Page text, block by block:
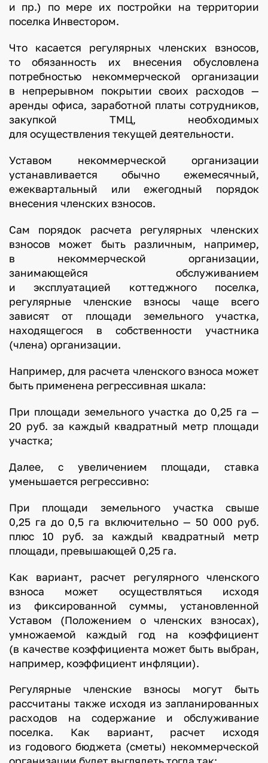
и пр.) по мере их постройки на территории
поселка Инвестором.
Что касается регулярных членских взносов,
то обязанность их внесения обусловлена
потребностью некоммерческой организации
в непрерывном покрытии своих расходов —
аренды офиса, заработной платы сотрудников,
закупкой ТМЦ, необходимых
для осуществления текущей деятельности.
Уставом некоммерческой организации
устанавливается обычно ежемесячный,
ежеквартальный или ежегодный порядок
внесения членских взносов.
Сам порядок расчета регулярных членских
взносов может быть различным, например,
в некоммерческой организации,
занимающейся обслуживанием
и эксплуатацией коттеджного поселка,
регулярные членские взносы чаще всего
зависят от площади земельного участка,
находящегося в собственности участника
(члена) организации.
Например, для расчета членского взноса может
быть применена регрессивная шкала:
При площади земельного участка до 0,25 га —
20 руб. за каждый квадратный метр площади
участка;
Далее, с увеличением площади, ставка
уменьшается регрессивно:
При площади земельного участка свыше
0,25 га до 0,5 га включительно — 50 000 руб.
плюс 10 руб. за каждый квадратный метр
площади, превышающей 0,25 га.
Как вариант, расчет регулярного членского
взноса может осуществляться исходя
из фиксированной суммы, установленной
Уставом (Положением о членских взносах),
умножаемой каждый год на коэффициент
(в качестве коэффициента может быть выбран,
например, коэффициент инфляции).
Регулярные членские взносы могут быть
рассчитаны также исходя из запланированных
расходов на содержание и обслуживание
поселка. Как вариант, расчет исходя
из годового бюджета (сметы) некоммерческой